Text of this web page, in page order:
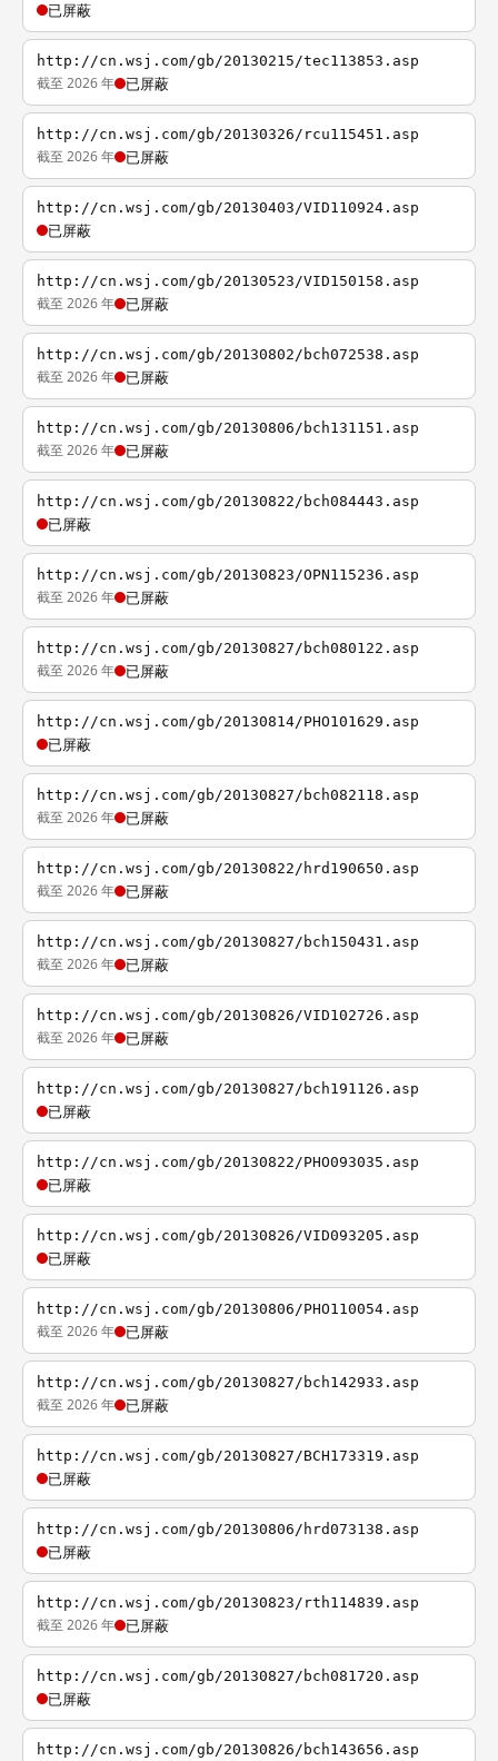
已屏蔽
http://cn.wsj.com/gb/20130215/tec113853.asp
截至 2026 年 已屏蔽
http://cn.wsj.com/gb/20130326/rcu115451.asp
截至 2026 年 已屏蔽
http://cn.wsj.com/gb/20130403/VID110924.asp
已屏蔽
http://cn.wsj.com/gb/20130523/VID150158.asp
截至 2026 年 已屏蔽
http://cn.wsj.com/gb/20130802/bch072538.asp
截至 2026 年 已屏蔽
http://cn.wsj.com/gb/20130806/bch131151.asp
截至 2026 年 已屏蔽
http://cn.wsj.com/gb/20130822/bch084443.asp
已屏蔽
http://cn.wsj.com/gb/20130823/OPN115236.asp
截至 2026 年 已屏蔽
http://cn.wsj.com/gb/20130827/bch080122.asp
截至 2026 年 已屏蔽
http://cn.wsj.com/gb/20130814/PHO101629.asp
已屏蔽
http://cn.wsj.com/gb/20130827/bch082118.asp
截至 2026 年 已屏蔽
http://cn.wsj.com/gb/20130822/hrd190650.asp
截至 2026 年 已屏蔽
http://cn.wsj.com/gb/20130827/bch150431.asp
截至 2026 年 已屏蔽
http://cn.wsj.com/gb/20130826/VID102726.asp
截至 2026 年 已屏蔽
http://cn.wsj.com/gb/20130827/bch191126.asp
已屏蔽
http://cn.wsj.com/gb/20130822/PHO093035.asp
已屏蔽
http://cn.wsj.com/gb/20130826/VID093205.asp
已屏蔽
http://cn.wsj.com/gb/20130806/PHO110054.asp
截至 2026 年 已屏蔽
http://cn.wsj.com/gb/20130827/bch142933.asp
截至 2026 年 已屏蔽
http://cn.wsj.com/gb/20130827/BCH173319.asp
已屏蔽
http://cn.wsj.com/gb/20130806/hrd073138.asp
已屏蔽
http://cn.wsj.com/gb/20130823/rth114839.asp
截至 2026 年 已屏蔽
http://cn.wsj.com/gb/20130827/bch081720.asp
已屏蔽
http://cn.wsj.com/gb/20130826/bch143656.asp